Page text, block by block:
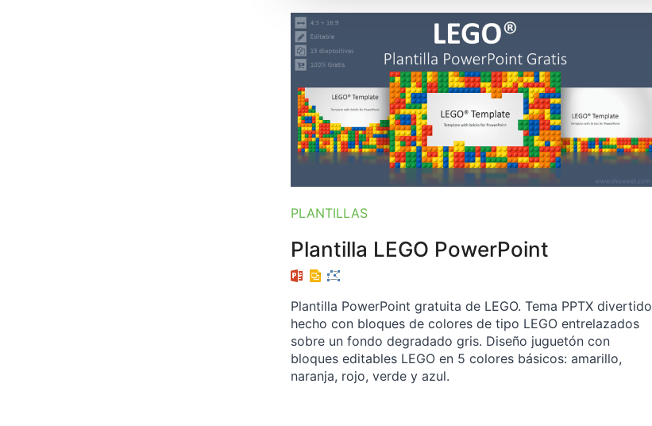
PLANTILLAS
Plantilla LEGO PowerPoint
Plantilla PowerPoint gratuita de LEGO. Tema PPTX divertido
hecho con bloques de colores de tipo LEGO entrelazados
sobre un fondo degradado gris. Diseño juguetón con
bloques editables LEGO en 5 colores básicos: amarillo,
naranja, rojo, verde y azul.